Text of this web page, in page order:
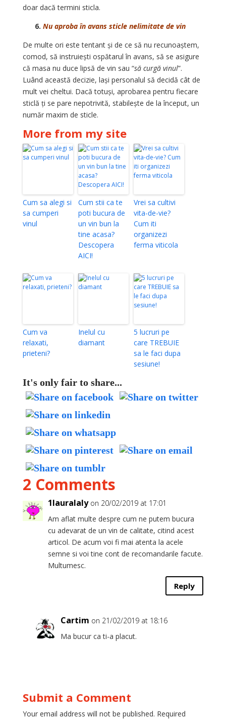
doar dacă termini sticla.
6. Nu aproba în avans sticle nelimitate de vin
De multe ori este tentant și de ce să nu recunoaștem,
comod, să instruiești ospătarul în avans, să se asigure
că masa nu duce lipsă de vin sau “să curgă vinul”.
Luând această decizie, lași personalul să decidă cât de
mult vei cheltui. Dacă totuși, aprobarea pentru fiecare
sticlă ți se pare nepotrivită, stabilește de la început, un
număr maxim de sticle.
More from my site
Cum sa alegi si
sa cumperi
vinul
Cum stii ca te
poti bucura de
un vin bun la
tine acasa?
Descopera
AICI!
Vrei sa cultivi
vita-de-vie?
Cum iti
organizezi
ferma viticola
Cum va
relaxati,
prieteni?
Inelul cu
diamant
5 lucruri pe
care TREBUIE
sa le faci dupa
sesiune!
It's only fair to share...
2 Comments
1lauralaly on 20/02/2019 at 17:01
Am aflat multe despre cum ne putem bucura
cu adevarat de un vin de calitate, citind acest
articol. De acum voi fi mai atenta la acele
semne si voi tine cont de recomandarile facute.
Multumesc.
Reply
Cartim on 21/02/2019 at 18:16
Ma bucur ca ti-a placut.
Submit a Comment
Your email address will not be published. Required